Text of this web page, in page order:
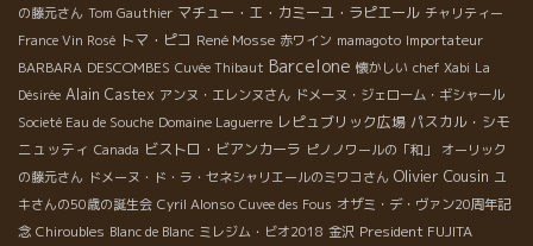
の藤元さん Tom Gauthier マチュー・エ・カミーユ・ラピエール チャリティー
France Vin Rosé トマ・ピコ René Mosse 赤ワイン mamagoto Importateur
BARBARA DESCOMBES Cuvée Thibaut Barcelone 懐かしい chef Xabi La
Désirée Alain Castex アンヌ・エレンヌさん ドメーヌ・ジェローム・ギシャール
Societé Eau de Souche Domaine Laguerre レピュブリック広場 パスカル・シモ
ニュッティ Canada ビストロ・ビアンカーラ ピノノワールの「和」
オーリック
の藤元さん ドメーヌ・ド・ラ・セネシャリエールのミワコさん Olivier Cousin ユ
キさんの50歳の誕生会 Cyril Alonso Cuvee des Fous オザミ・デ・ヴァン20周年記
念 Chiroubles Blanc de Blanc ミレジム・ビオ2018 金沢 President FUJITA